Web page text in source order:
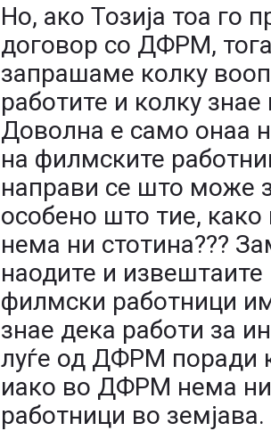
Но, ако Тозија тоа го
договор со ДФРМ,
запрашаме колку
работите и колку
Доволна е само онаа
на филмските
направи се што може
особено што тие,
нема ни стотина???
наодите и
филмски работници
знае дека работи за
луѓе од ДФРМ поради
иако во ДФРМ нема
работници во земјава.